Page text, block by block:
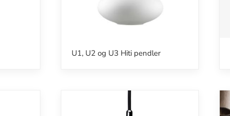
U1, U2 og U3 Hiti pendler